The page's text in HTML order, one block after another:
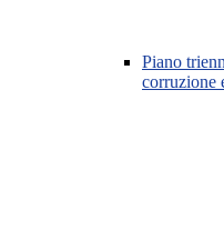
Piano
corruzione